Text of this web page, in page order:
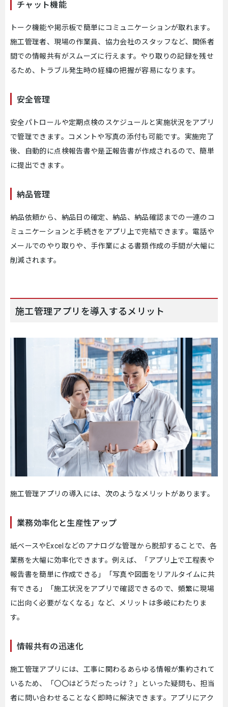
チャット機能
トーク機能や掲示板で簡単にコミュニケーションが取れます。
施工管理者、現場の作業員、協力会社のスタッフなど、関係者
間での情報共有がスムーズに行えます。やり取りの記録を残せ
るため、トラブル発生時の経緯の把握が容易になります。
安全管理
安全パトロールや定期点検のスケジュールと実施状況をアプリ
で管理できます。コメントや写真の添付も可能です。実施完了
後、自動的に点検報告書や是正報告書が作成されるので、簡単
に提出できます。
納品管理
納品依頼から、納品日の確定、納品、納品確認までの一連のコ
ミュニケーションと手続きをアプリ上で完結できます。電話や
メールでのやり取りや、手作業による書類作成の手間が大幅に
削減されます。
施工管理アプリを導入するメリット
施工管理アプリの導入には、次のようなメリットがあります。
業務効率化と生産性アップ
紙ベースやExcelなどのアナログな管理から脱却することで、各
業務を大幅に効率化できます。例えば、「アプリ上で工程表や
報告書を簡単に作成できる」「写真や図面をリアルタイムに共
有できる」「施工状況をアプリで確認できるので、頻繁に現場
に出向く必要がなくなる」など、メリットは多岐にわたりま
す。
情報共有の迅速化
施工管理アプリには、工事に関わるあらゆる情報が集約されて
いるため、「〇〇はどうだったっけ？」といった疑問も、担当
者に問い合わせることなく即時に解決できます。アプリにアク